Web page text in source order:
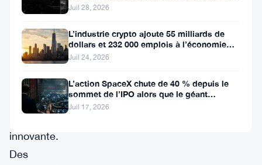
décentralisée,
qui
attire
l’attention
pour
approche
innovante.
Des
Juil 28, 2026
L’industrie crypto ajoute 55 milliards de
dollars et 232 000 emplois à l’économie
américaine
Juil 24, 2026
L’action SpaceX chute de 40 % depuis le
sommet de l’IPO alors que le géant
aérospatial d’Elon Musk fait face
Juil 17, 2026